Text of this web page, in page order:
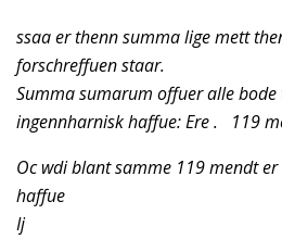
ssaa er thenn summa lige mett
forschreffuenstaar.
Summa sumarum offuer alle
ingennharnisk haffue: Ere . 119
Oc wdi blant samme 119 mendt
haffue
Ij